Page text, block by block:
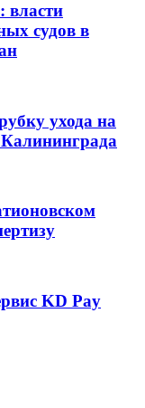
власти
судов в
ухода на
Калининграда
KD Pay